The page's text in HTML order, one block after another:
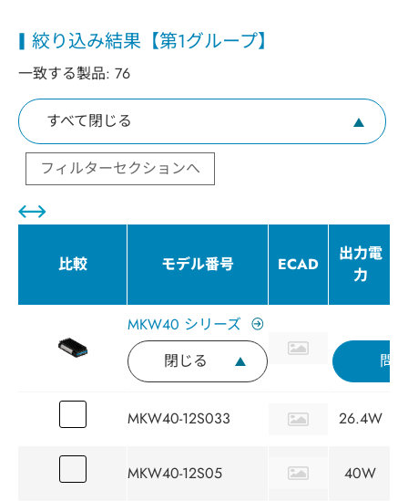
絞り込み結果【第1グループ】
一致する製品: 76
すべて閉じる
フィルターセクションへ
比較 モデル番号 ECAD
出力電
力
MKW40 シリーズ
閉じる
問
MKW40-12S033 26.4W
MKW40-12S05 40W